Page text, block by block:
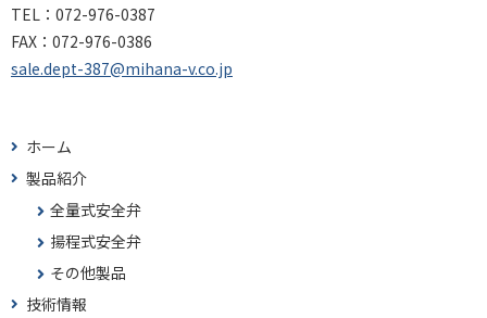
TEL： 072-976-0387
FAX： 072-976-0386
sale.dept-387@mihana-v.co.jp
ホーム
製品紹介
全量式安全弁
揚程式安全弁
その他製品
技術情報